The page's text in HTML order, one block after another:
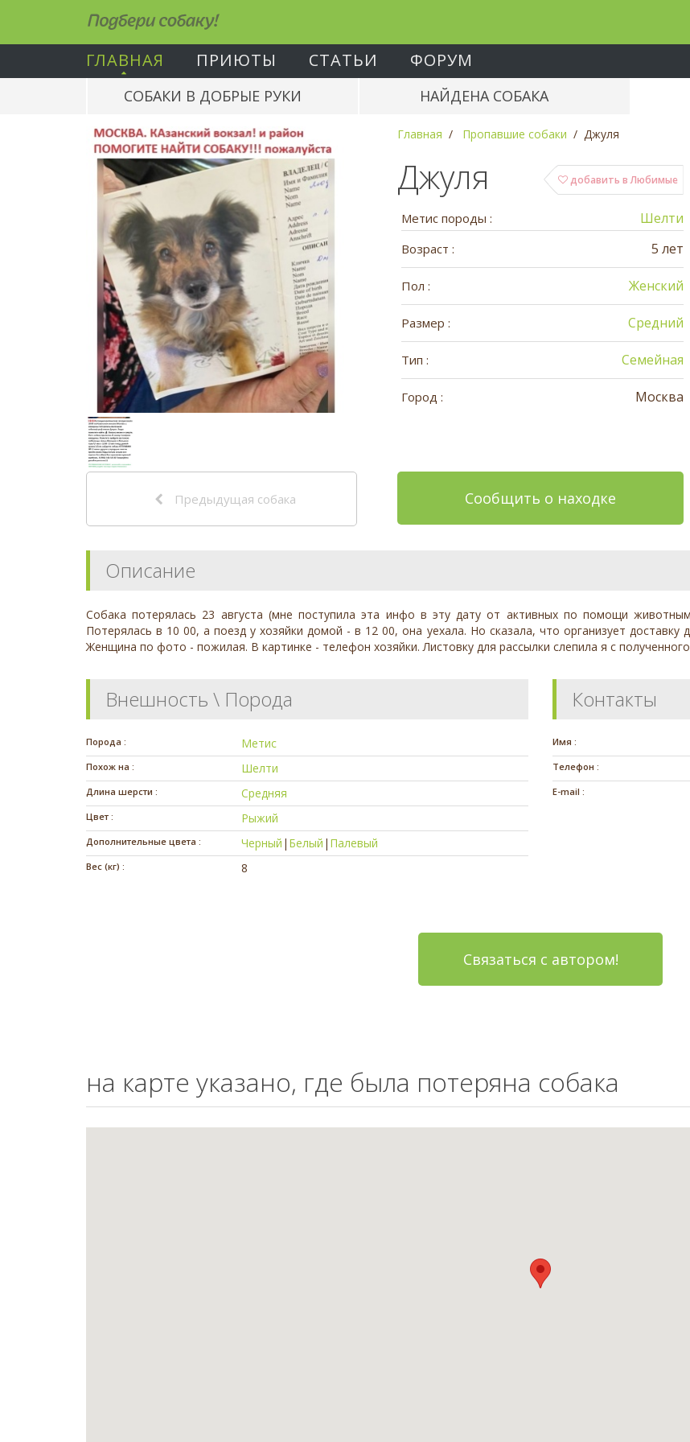
Подбери собаку!
ГЛАВНАЯ ПРИЮТЫ СТАТЬИ ФОРУМ
СОБАКИ В ДОБРЫЕ РУКИ НАЙДЕНА СОБАКА
Главная Пропавшие собаки Джуля
добавить в Любимые
Джуля
Метис породы : Шелти
Возраст : 5 лет
Пол : Женский
Размер : Средний
Тип : Семейная
Город : Москва
Предыдущая собака Сообщить о находке
Описание
Собака потерялась 23 августа (мне поступила эта инфо в эту дату от активных по помощи
Потерялась в 10 00, а поезд у хозяйки домой - в 12 00, она уехала. Но сказала, что организует
Женщина по фото - пожилая. В картинке - телефон хозяйки. Листовку для рассылки слепила я с
Внешность \ Порода
Порода : Метис
Похож на : Шелти
Длина шерсти : Средняя
Цвет : Рыжий
Дополнительные цвета : Черный | Белый | Палевый
Вес (кг) : 8
Контакты
Имя :
Телефон :
E-mail :
Связаться с автором!
на карте указано, где была потеряна собака